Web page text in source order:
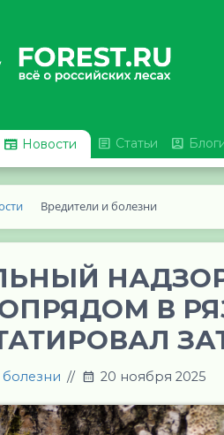
 Новости  Статьи 
Вредители и болезни
В
// 20 ноября 2025